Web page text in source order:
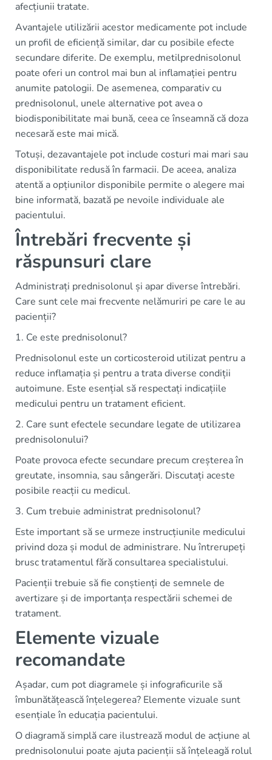
afecțiunii tratate.
Avantajele utilizării acestor medicamente pot include
un profil de eficiență similar, dar cu posibile efecte
secundare diferite. De exemplu, metilprednisolonul
poate oferi un control mai bun al inflamației pentru
anumite patologii. De asemenea, comparativ cu
prednisolonul, unele alternative pot avea o
biodisponibilitate mai bună, ceea ce înseamnă că doza
necesară este mai mică.
Totuși, dezavantajele pot include costuri mai mari sau
disponibilitate redusă în farmacii. De aceea, analiza
atentă a opțiunilor disponibile permite o alegere mai
bine informată, bazată pe nevoile individuale ale
pacientului.
Întrebări frecvente și
răspunsuri clare
Administrați prednisolonul și apar diverse întrebări.
Care sunt cele mai frecvente nelămuriri pe care le au
pacienții?
1. Ce este prednisolonul?
Prednisolonul este un corticosteroid utilizat pentru a
reduce inflamația și pentru a trata diverse condiții
autoimune. Este esențial să respectați indicațiile
medicului pentru un tratament eficient.
2. Care sunt efectele secundare legate de utilizarea
prednisolonului?
Poate provoca efecte secundare precum creșterea în
greutate, insomnia, sau sângerări. Discutați aceste
posibile reacții cu medicul.
3. Cum trebuie administrat prednisolonul?
Este important să se urmeze instrucțiunile medicului
privind doza și modul de administrare. Nu întrerupeți
brusc tratamentul fără consultarea specialistului.
Pacienții trebuie să fie conștienți de semnele de
avertizare și de importanța respectării schemei de
tratament.
Elemente vizuale
recomandate
Așadar, cum pot diagramele și infograficurile să
îmbunătățească înțelegerea? Elemente vizuale sunt
esențiale în educația pacientului.
O diagramă simplă care ilustrează modul de acțiune al
prednisolonului poate ajuta pacienții să înțeleagă rolul